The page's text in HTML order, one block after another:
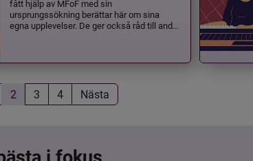
fått hjälp av MFoF med sin
ursprungssökning berättar här om sina
egna upplevelser. De ger också råd till and...
2 3 4 Nästa